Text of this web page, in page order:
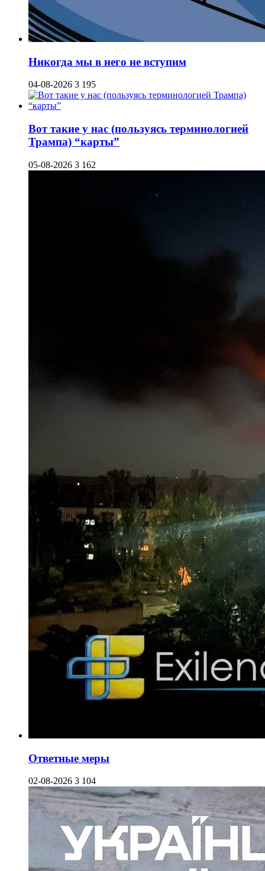
Никогда мы в него не вступим
04-08-2026 3 195
Вот такие у нас (пользуясь терминологией
Трампа) “карты”
05-08-2026 3 162
Ответные меры
02-08-2026 3 104